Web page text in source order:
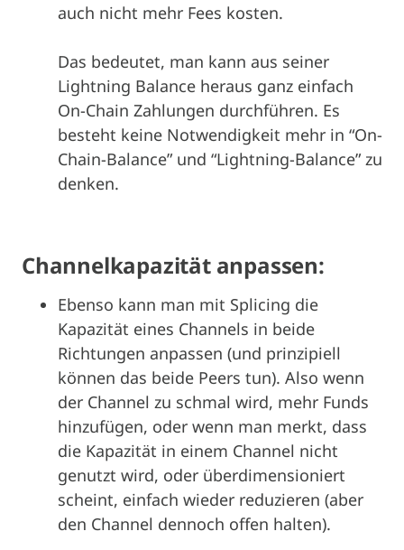
auch nicht mehr Fees kosten.
Das bedeutet, man kann aus seiner
Lightning Balance heraus ganz einfach
On-Chain Zahlungen durchführen. Es
besteht keine Notwendigkeit mehr in “On-
Chain-Balance” und “Lightning-Balance” zu
denken.
Channelkapazität anpassen:
Ebenso kann man mit Splicing die
Kapazität eines Channels in beide
Richtungen anpassen (und prinzipiell
können das beide Peers tun). Also wenn
der Channel zu schmal wird, mehr Funds
hinzufügen, oder wenn man merkt, dass
die Kapazität in einem Channel nicht
genutzt wird, oder überdimensioniert
scheint, einfach wieder reduzieren (aber
den Channel dennoch offen halten).